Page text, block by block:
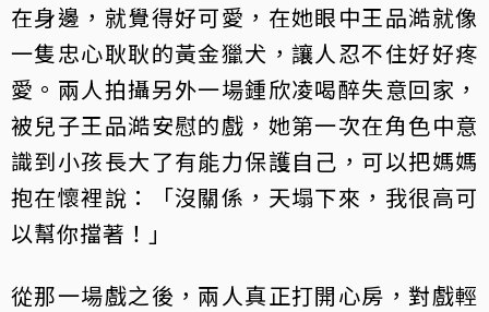
在身邊，就覺得好可愛，在她眼中王品澔就像
一隻忠心耿耿的黃金獵犬，讓人忍不住好好疼
愛。兩人拍攝另外一場鍾欣凌喝醉失意回家，
被兒子王品澔安慰的戲，她第一次在角色中意
識到小孩長大了有能力保護自己，可以把媽媽
抱在懷裡說：「沒關係，天塌下來，我很高可
以幫你擋著！」
從那一場戲之後，兩人真正打開心房，對戲輕